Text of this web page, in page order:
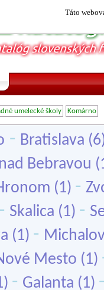
Táto
umelecké školy Komárno
- Bratislava
Bebravou
(1) -
- Skalica (1) -
(1) -
Mesto (1)
- Galanta (1) -